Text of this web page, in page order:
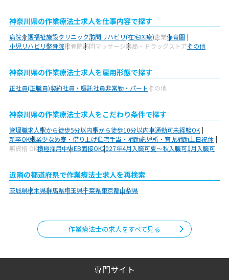
神奈川県の作業療法士求人を仕事内容で探す
病院介護福祉施設クリニック訪問リハビリ(在宅医療)企業保育園
小児リハビリ整骨院接骨院訪問マッサージ薬局・ドラッグストアその他
神奈川県の作業療法士求人を雇用形態で探す
正社員(正職員)契約社員・嘱託社員非常勤・パートその他
神奈川県の作業療法士求人をこだわり条件で探す
管理職求人駅から徒歩5分以内駅から徒歩10分以内車通勤可未経験OK
新卒OK残業少なめ寮・借り上げ住宅手当・補助託児所・育児補助土日祝休
無資格 OK積極採用中WEB面接OK2027年4月入職可夏～秋入職可1月入職可
近隣の都道府県で作業療法士求人を再検索
茨城県栃木県群馬県埼玉県千葉県東京都山梨県
作業療法士の求人をすべて見る
専門サイト